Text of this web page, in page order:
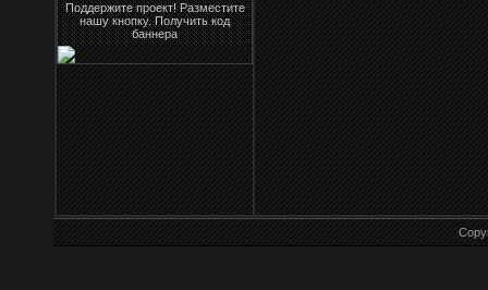
Поддержите проект! Разместите
нашу кнопку. Получить код
баннера